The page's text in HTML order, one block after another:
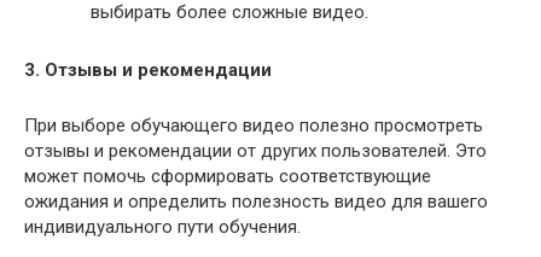
выбирать более сложные видео.
3. Отзывы и рекомендации
При выборе обучающего видео полезно просмотреть
отзывы и рекомендации от других пользователей. Это
может помочь сформировать соответствующие
ожидания и определить полезность видео для вашего
индивидуального пути обучения.